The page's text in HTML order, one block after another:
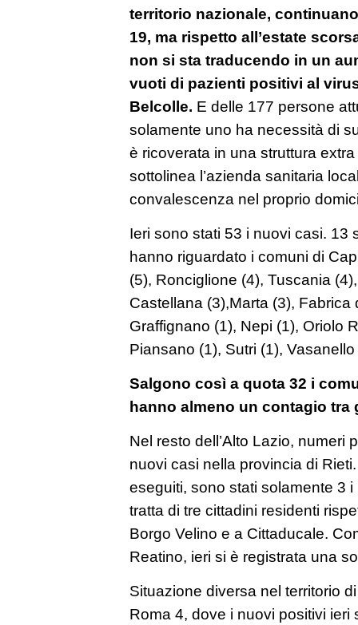
territorio nazionale,
19, ma rispetto all’estate
non si sta traducendo in un
vuoti di pazienti positivi al
Belcolle. E delle 177 persone
solamente uno ha necessità di
è ricoverata in una struttura
sottolinea l’azienda sanitaria
convalescenza nel proprio
Ieri sono stati 53 i nuovi casi. 13
hanno riguardato i comuni di
(5), Ronciglione (4), Tuscania
Castellana (3),Marta (3),
Graffignano (1), Nepi (1), Oriolo
Piansano (1), Sutri (1),
Salgono così a quota 32 i
hanno almeno un contagio tra
Nel resto dell’Alto Lazio, numeri
nuovi casi nella provincia di
eseguiti, sono stati solamente 3
tratta di tre cittadini residenti
Borgo Velino e a Cittaducale.
Reatino, ieri si è registrata una
Situazione diversa nel territorio
Roma 4, dove i nuovi positivi ieri